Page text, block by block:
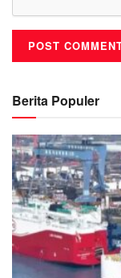
Berita Populer